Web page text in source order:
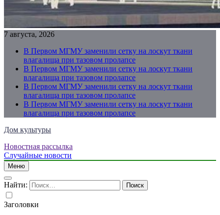
7 августа, 2026
В Первом МГМУ заменили сетку на лоскут ткани
влагалища при тазовом пролапсе
В Первом МГМУ заменили сетку на лоскут ткани
влагалища при тазовом пролапсе
В Первом МГМУ заменили сетку на лоскут ткани
влагалища при тазовом пролапсе
В Первом МГМУ заменили сетку на лоскут ткани
влагалища при тазовом пролапсе
Дом культуры
Just another WordPress site
Новостная рассылка
Случайные новости
Меню
Найти:
Заголовки